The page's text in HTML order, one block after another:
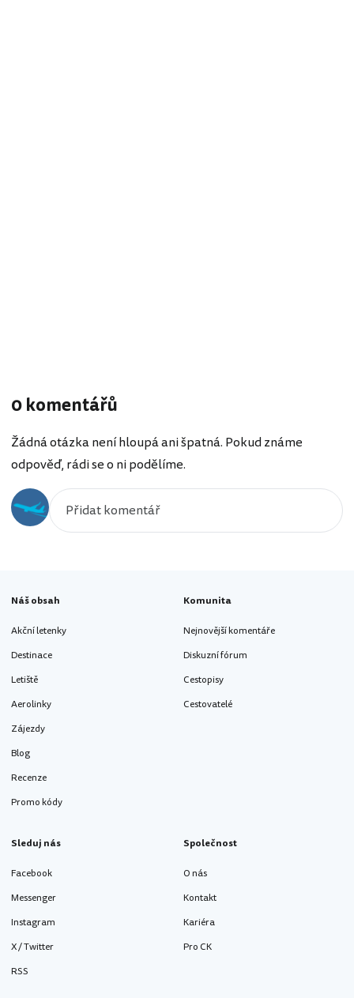
0 komentářů
Žádná otázka není hloupá ani špatná. Pokud známe
odpověď, rádi se o ni podělíme.
Náš obsah
Akční letenky
Destinace
Letiště
Aerolinky
Zájezdy
Blog
Recenze
Promo kódy
Komunita
Nejnovější komentáře
Diskuzní fórum
Cestopisy
Cestovatelé
Sleduj nás
Facebook
Messenger
Instagram
X / Twitter
RSS
Společnost
O nás
Kontakt
Kariéra
Pro CK